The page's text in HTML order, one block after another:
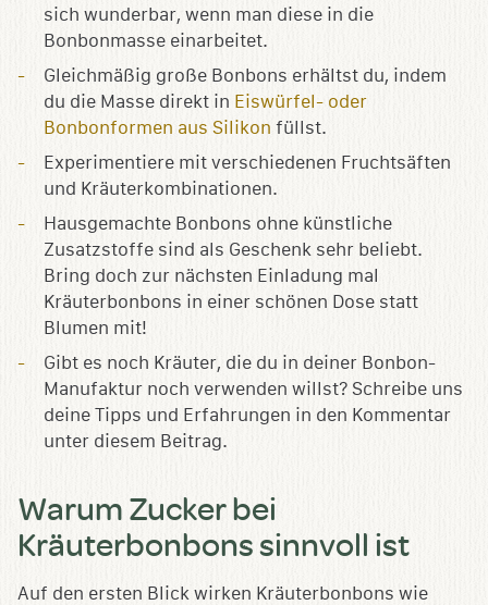
sich wunderbar, wenn man diese in die
Bonbonmasse einarbeitet.
Gleichmäßig große Bonbons erhältst du, indem
du die Masse direkt in Eiswürfel- oder
Bonbonformen aus Silikon füllst.
Experimentiere mit verschiedenen Fruchtsäften
und Kräuterkombinationen.
Hausgemachte Bonbons ohne künstliche
Zusatzstoffe sind als Geschenk sehr beliebt.
Bring doch zur nächsten Einladung mal
Kräuterbonbons in einer schönen Dose statt
Blumen mit!
Gibt es noch Kräuter, die du in deiner Bonbon-
Manufaktur noch verwenden willst? Schreibe uns
deine Tipps und Erfahrungen in den Kommentar
unter diesem Beitrag.
Warum Zucker bei
Kräuterbonbons sinnvoll ist
Auf den ersten Blick wirken Kräuterbonbons wie